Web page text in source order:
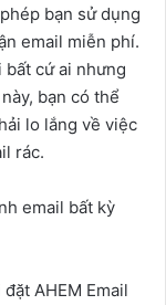
bạn sử dụng
email miễn phí.
bất cứ ai nhưng
bạn có thể
lo lắng về việc
rác.
email bất kỳ
AHEM Email